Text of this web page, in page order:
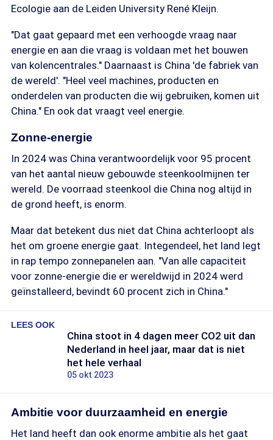
Ecologie aan de Leiden University René Kleijn.
"Dat gaat gepaard met een verhoogde vraag naar
energie en aan die vraag is voldaan met het bouwen
van kolencentrales." Daarnaast is China 'de fabriek van
de wereld'. "Heel veel machines, producten en
onderdelen van producten die wij gebruiken, komen uit
China." En ook dat vraagt veel energie.
Zonne-energie
In 2024 was China verantwoordelijk voor 95 procent
van het aantal nieuw gebouwde steenkoolmijnen ter
wereld. De voorraad steenkool die China nog altijd in
de grond heeft, is enorm.
Maar dat betekent dus niet dat China achterloopt als
het om groene energie gaat. Integendeel, het land legt
in rap tempo zonnepanelen aan. "Van alle capaciteit
voor zonne-energie die er wereldwijd in 2024 werd
geïnstalleerd, bevindt 60 procent zich in China."
LEES OOK
China stoot in 4 dagen meer CO2 uit dan
Nederland in heel jaar, maar dat is niet
het hele verhaal
05 okt 2023
Ambitie voor duurzaamheid en energie
Het land heeft dan ook enorme ambitie als het gaat